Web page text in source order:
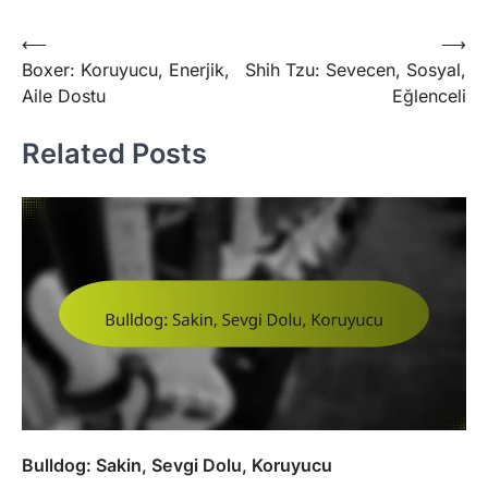
Post
navigation
⟵
Boxer: Koruyucu, Enerjik,
Aile Dostu
Shih Tzu: Sevecen, Sosyal,
Eğlenceli
⟶
Related Posts
Bulldog: Sakin, Sevgi Dolu, Koruyucu